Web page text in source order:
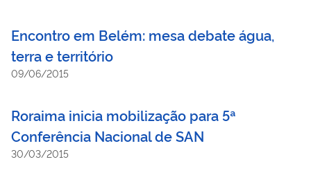
Encontro em Belém: mesa debate água,
terra e território
09/06/2015
Roraima inicia mobilização para 5ª
Conferência Nacional de SAN
30/03/2015